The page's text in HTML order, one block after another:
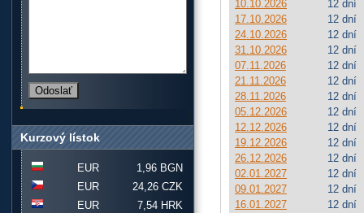
10.10.2026
12 dní
17.10.2026
12 dní
24.10.2026
12 dní
31.10.2026
12 dní
07.11.2026
12 dní
21.11.2026
12 dní
28.11.2026
12 dní
05.12.2026
12 dní
12.12.2026
12 dní
19.12.2026
12 dní
26.12.2026
12 dní
02.01.2027
12 dní
09.01.2027
12 dní
16.01.2027
12 dní
Kurzový lístok
EUR
1,96 BGN
EUR
24,26 CZK
EUR
7,54 HRK